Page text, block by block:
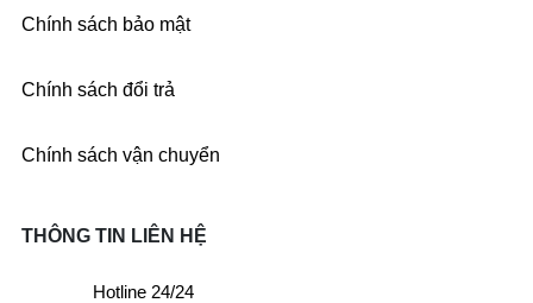
Chính sách bảo mật
Chính sách đổi trả
Chính sách vận chuyển
THÔNG TIN LIÊN HỆ
Hotline 24/24